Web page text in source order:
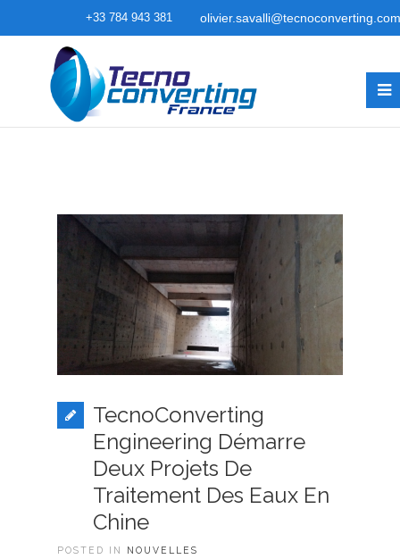
+33 784 943 381 olivier.savalli@tecnoconverting.com
TecnoConverting
Engineering Démarre
Deux Projets De
Traitement Des Eaux En
Chine
POSTED IN NOUVELLES